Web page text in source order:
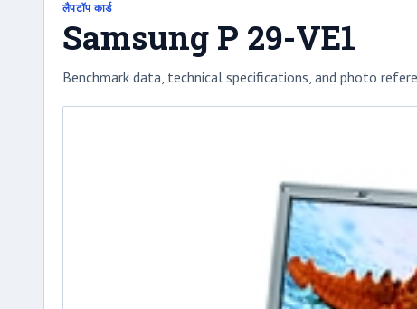
लैपटॉप कार्ड
Samsung P 29-VE1
Benchmark data, technical specifications, and photo